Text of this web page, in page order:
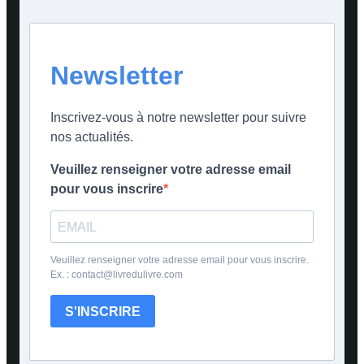
Newsletter
Inscrivez-vous à notre newsletter pour suivre
nos actualités.
Veuillez renseigner votre adresse email
pour vous inscrire
Veuillez renseigner votre adresse email pour vous inscrire.
Ex. : contact@livredulivre.com
S'INSCRIRE